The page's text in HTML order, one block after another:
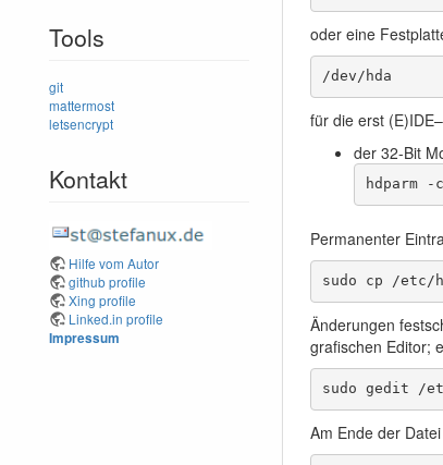
Tools
git
mattermost
letsencrypt
Kontakt
Hilfe vom Autor
github profile
Xing profile
Linked.in profile
Impressum
oder eine
/dev/hda
für die erst
der 32-Bit
hdparm
Permanenter
sudo cp /etc/
Änderungen
grafischen Editor;
sudo gedit /
Am Ende der Datei